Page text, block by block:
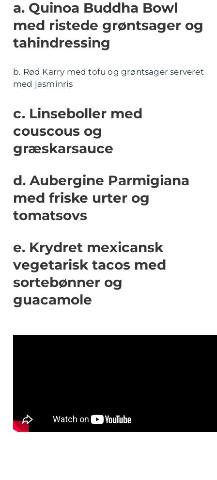
a. Quinoa Buddha Bowl
med ristede grøntsager og
tahindressing
b. Rød Karry med tofu og grøntsager serveret
med jasminris
c. Linseboller med
couscous og
græskarsauce
d. Aubergine Parmigiana
med friske urter og
tomatsovs
e. Krydret mexicansk
vegetarisk tacos med
sortebønner og
guacamole